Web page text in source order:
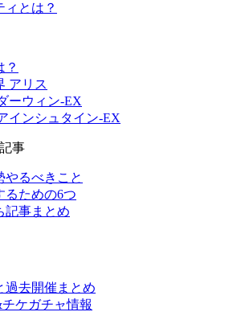
ィとは？
？
アリス
ーウィン-EX
インシュタイン-EX
事
やるべきこと
るための6つ
記事まとめ
過去開催まとめ
ケガチャ情報